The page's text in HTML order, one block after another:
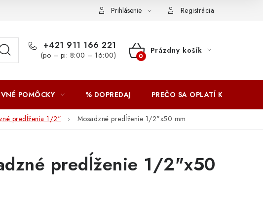
Prihlásenie Registrácia
+421 911 166 221
(po – pi: 8:00 – 16:00)
NÁKUPNÝ
Prázdny košík
POMÔCKY % DOPREDAJ PREČO SA OPLATÍ KUPOVAŤ
predĺženia 1/2" Mosadzné predĺženie 1/2"x50 mm
predĺženie 1/2"x50